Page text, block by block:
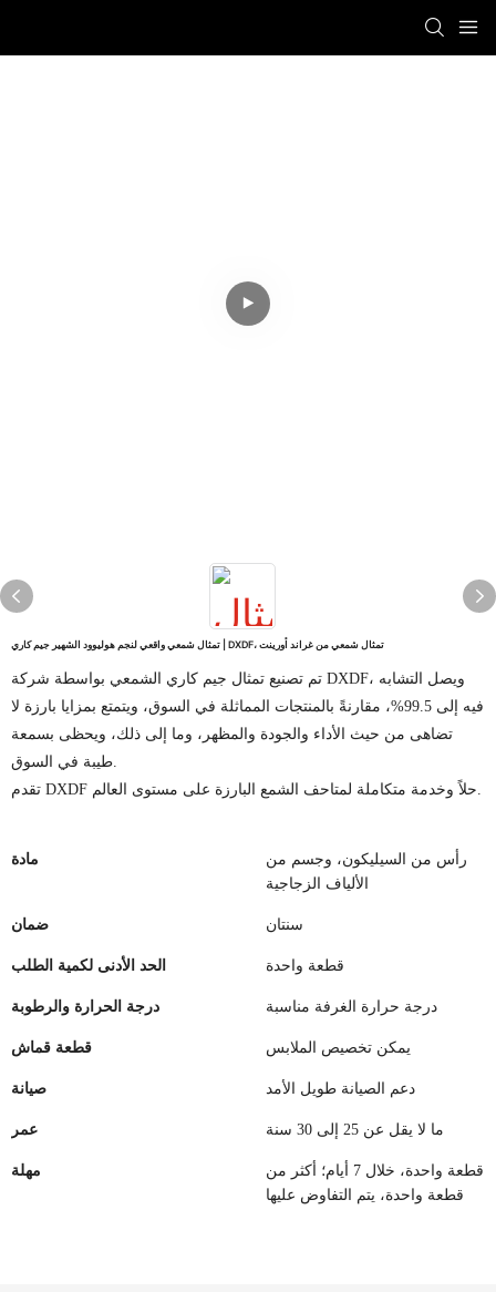
تمثال شمعي واقعي لنجم هوليوود الشهير جيم كاري | DXDF، تمثال شمعي من غراند أورينت
تم تصنيع تمثال جيم كاري الشمعي بواسطة شركة DXDF، ويصل التشابه
فيه إلى 99.5%، مقارنةً بالمنتجات المماثلة في السوق، ويتمتع بمزايا بارزة لا
تضاهى من حيث الأداء والجودة والمظهر، وما إلى ذلك، ويحظى بسمعة
طيبة في السوق.
تقدم DXDF حلاً وخدمة متكاملة لمتاحف الشمع البارزة على مستوى العالم.
مادة
رأس من السيليكون، وجسم من
الألياف الزجاجية
ضمان سنتان
الحد الأدنى لكمية الطلب قطعة واحدة
درجة الحرارة والرطوبة درجة حرارة الغرفة مناسبة
قطعة قماش يمكن تخصيص الملابس
صيانة دعم الصيانة طويل الأمد
عمر ما لا يقل عن 25 إلى 30 سنة
مهلة
قطعة واحدة، خلال 7 أيام؛ أكثر من
قطعة واحدة، يتم التفاوض عليها